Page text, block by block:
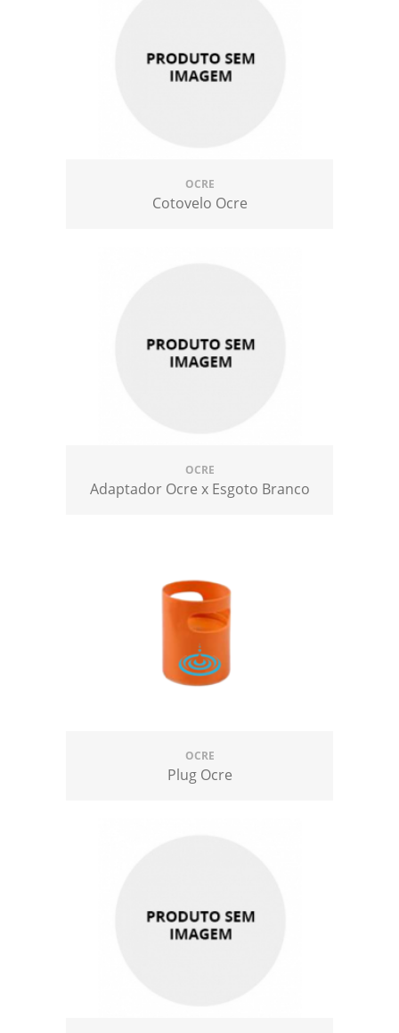
OCRE
Cotovelo Ocre
OCRE
Adaptador Ocre x Esgoto Branco
OCRE
Plug Ocre